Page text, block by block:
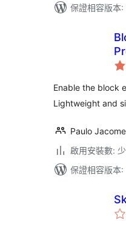
保證相容版本:
Enable the block
Lightweight and
Paulo
啟用安裝數:
保證相容版本